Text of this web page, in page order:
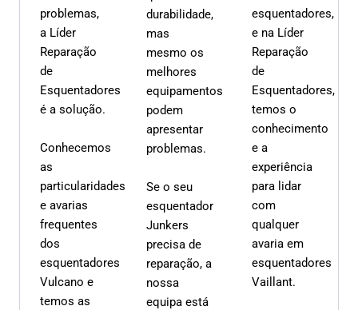
problemas,
a Líder
Reparação
de
Esquentadores
é a solução.
Conhecemos
as
particularidades
e avarias
frequentes
dos
esquentadores
Vulcano e
temos as
durabilidade,
mas
mesmo os
melhores
equipamentos
podem
apresentar
problemas.
Se o seu
esquentador
Junkers
precisa de
reparação, a
nossa
equipa está
esquentadores,
e na Líder
Reparação
de
Esquentadores,
temos o
conhecimento
e a
experiência
para lidar
com
qualquer
avaria em
esquentadores
Vaillant.